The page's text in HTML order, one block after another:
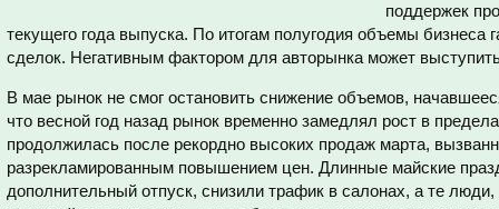
поддержек
текущего года выпуска. По итогам полугодия объемы бизнеса
сделок. Негативным фактором для авторынка может
В мае рынок не смог остановить снижение объемов,
что весной год назад рынок временно замедлял рост в
продолжилась после рекордно высоких продаж марта,
разрекламированным повышением цен. Длинные майские
дополнительный отпуск, снизили трафик в салонах, а те